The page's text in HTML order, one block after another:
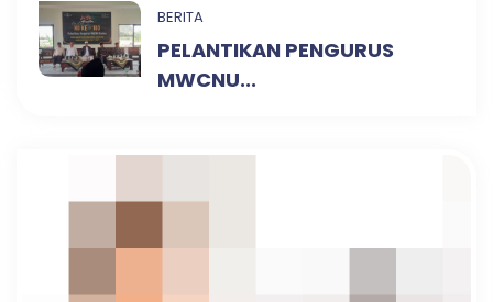
BERITA
PELANTIKAN PENGURUS
MWCNU...